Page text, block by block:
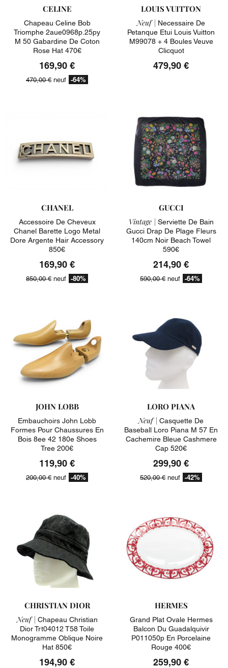
CELINE
Chapeau Celine Bob
Triomphe 2aue0968p.25py
M 50 Gabardine De Coton
Rose Hat 470€
169,90 €
470,00 € neuf -64%
LOUIS VUITTON
Neuf | Necessaire De
Petanque Etui Louis Vuitton
M99078 + 4 Boules Veuve
Clicquot
479,90 €
CHANEL
Accessoire De Cheveux
Chanel Barette Logo Metal
Dore Argente Hair Accessory
850€
169,90 €
850,00 € neuf -80%
GUCCI
Vintage | Serviette De Bain
Gucci Drap De Plage Fleurs
140cm Noir Beach Towel
590€
214,90 €
590,00 € neuf -64%
JOHN LOBB
Embauchoirs John Lobb
Formes Pour Chaussures En
Bois 8ee 42 180e Shoes
Tree 200€
119,90 €
200,00 € neuf -40%
LORO PIANA
Neuf | Casquette De
Baseball Loro Piana M 57 En
Cachemire Bleue Cashmere
Cap 520€
299,90 €
520,00 € neuf -42%
CHRISTIAN DIOR
Neuf | Chapeau Christian
Dior Trt04012 T58 Toile
Monogramme Oblique Noire
Hat 850€
194,90 €
HERMES
Grand Plat Ovale Hermes
Balcon Du Guadalquivir
P011050p En Porcelaine
Rouge 400€
259,90 €